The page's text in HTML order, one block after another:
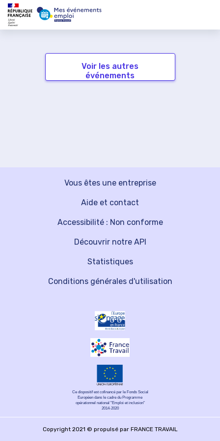
Voir les autres
événements
Vous êtes une entreprise
Découvrir notre API
Aide et contact
Statistiques
Accessibilité : Non conforme
Conditions générales d'utilisation
Ce dispositif est cofinancé par le Fonds Social
Européen dans le cadre du Programme
opérationnel national "Emploi et inclusion"
2014-2020
Copyright 2021 © propulsé par FRANCE TRAVAIL